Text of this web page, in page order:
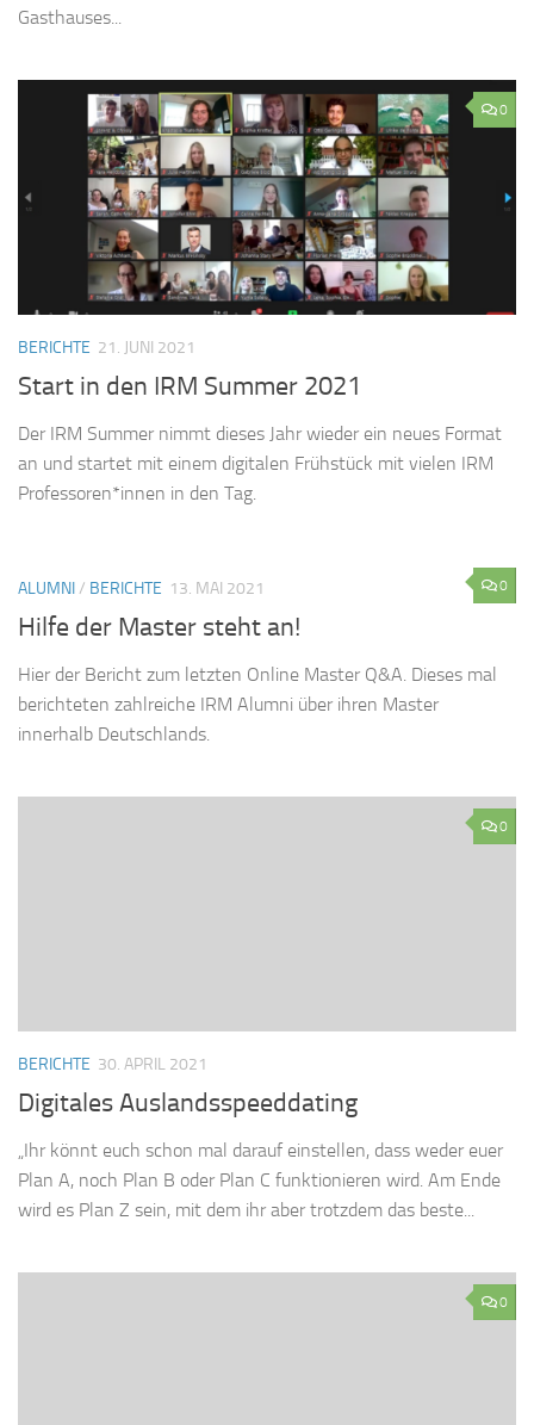
Gasthauses...
0
BERICHTE 21. JUNI 2021
Start in den IRM Summer 2021
Der IRM Summer nimmt dieses Jahr wieder ein neues Format
an und startet mit einem digitalen Frühstück mit vielen IRM
Professoren*innen in den Tag.
0
ALUMNI/ BERICHTE 13. MAI 2021
Hilfe der Master steht an!
Hier der Bericht zum letzten Online Master Q&A. Dieses mal
berichteten zahlreiche IRM Alumni über ihren Master
innerhalb Deutschlands.
0
BERICHTE 30. APRIL 2021
Digitales Auslandsspeeddating
„Ihr könnt euch schon mal darauf einstellen, dass weder euer
Plan A, noch Plan B oder Plan C funktionieren wird. Am Ende
wird es Plan Z sein, mit dem ihr aber trotzdem das beste...
0